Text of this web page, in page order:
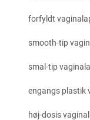
forfyldt
smooth-tip
smal-tip
engangs plastik
høj-dosis